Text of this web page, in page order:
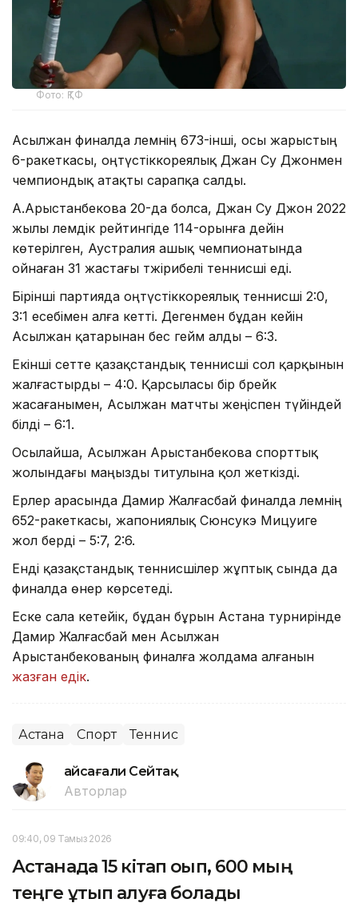
Фото: ҚТФ
Асылжан финалда әлемнің 673-інші, осы жарыстың
6-ракеткасы, оңтүстіккореялық Джан Су Джонмен
чемпиондық атақты сарапқа салды.
А.Арыстанбекова 20-да болса, Джан Су Джон 2022
жылы әлемдік рейтингіде 114-орынға дейін
көтерілген, Аустралия ашық чемпионатында
ойнаған 31 жастағы тәжірибелі теннисші еді.
Бірінші партияда оңтүстіккореялық теннисші 2:0,
3:1 есебімен алға кетті. Дегенмен бұдан кейін
Асылжан қатарынан бес гейм алды – 6:3.
Екінші сетте қазақстандық теннисші сол қарқынын
жалғастырды – 4:0. Қарсыласы бір брейк
жасағанымен, Асылжан матчты жеңіспен түйіндей
білді – 6:1.
Осылайша, Асылжан Арыстанбекова спорттық
жолындағы маңызды титулына қол жеткізді.
Ерлер арасында Дамир Жалғасбай финалда әлемнің
652-ракеткасы, жапониялық Сюнсукэ Мицуиге
жол берді – 5:7, 2:6.
Енді қазақстандық теннисшілер жұптық сында да
финалда өнер көрсетеді.
Еске сала кетейік, бұдан бұрын Астана турнирінде
Дамир Жалғасбай мен Асылжан
Арыстанбекованың финалға жолдама алғанын
жазған едік.
Астана Спорт Теннис
Ғайсағали Сейтақ
Авторлар
09:40, 09 Тамыз 2026
Астанада 15 кітап оқып, 600 мың
теңге ұтып алуға болады